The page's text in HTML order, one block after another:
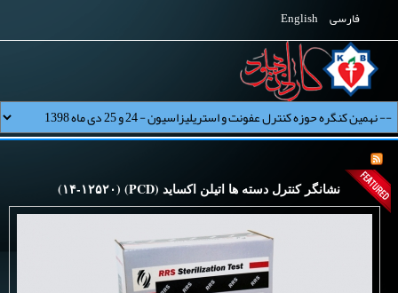
فارسی English
نشانگر کنترل دسته ها اتیلن اکساید (PCD) (۱۴-۱۲۵۲۰)